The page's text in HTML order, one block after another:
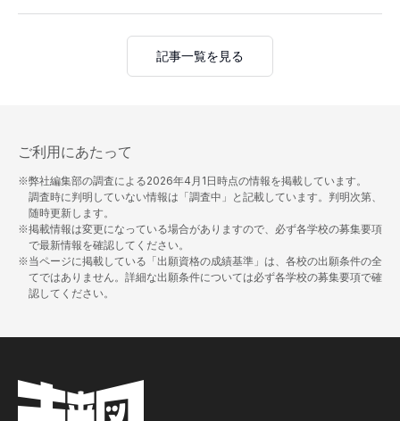
記事一覧を見る
ご利用にあたって
※弊社編集部の調査による2026年4月1日時点の情報を掲載しています。
調査時に判明していない情報は「調査中」と記載しています。判明次第、
随時更新します。
※掲載情報は変更になっている場合がありますので、必ず各学校の募集要項
で最新情報を確認してください。
※当ページに掲載している「出願資格の成績基準」は、各校の出願条件の全
てではありません。詳細な出願条件については必ず各学校の募集要項で確
認してください。